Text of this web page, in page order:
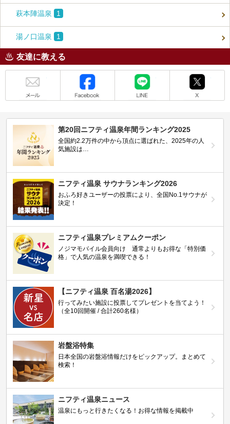
萩本陣温泉 1
湯ノ口温泉 1
友達に教える
第20回ニフティ温泉年間ランキング2025
全国約2.2万件の中から頂点に選ばれた、2025年の人
気施設は…
ニフティ温泉 サウナランキング2026
おふろ好きユーザーの投票により、全国No.1サウナが
決定！
ニフティ温泉プレミアムクーポン
ノジマモバイル会員向け 通常よりもお得な「特別価
格」で人気の温泉を満喫できる！
【ニフティ温泉 百名湯2026】
行ってみたい施設に投票してプレゼントを当てよう！
（全10回開催 / 合計260名様）
岩盤浴特集
日本全国の岩盤浴情報だけをピックアップ。まとめて
検索！
ニフティ温泉ニュース
温泉にもっと行きたくなる！お得な情報を掲載中